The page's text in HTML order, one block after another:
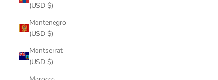
(USD $)
Montenegro
(USD $)
Montserrat
(USD $)